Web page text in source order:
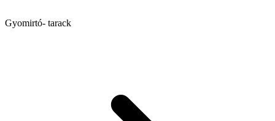
Gyomirtó- tarack